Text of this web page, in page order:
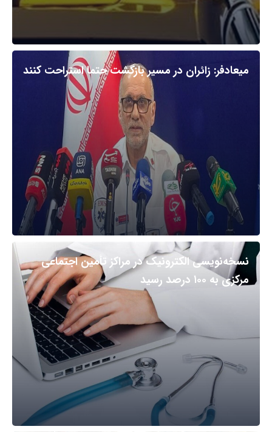
میعادفر: زائران در مسیر بازگشت حتما استراحت کنند
نسخه‌نویسی الکترونیک در مراکز تأمین اجتماعی
مرکزی به ۱۰۰ درصد رسید